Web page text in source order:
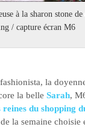
à la sharon stone
/ capture écran M6
la
la belleSarah,
reines du shopping
la semaine choisie